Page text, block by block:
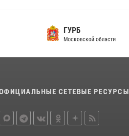
ГУРБ
Московской области
СЕТЕВЫЕ РЕСУРСЫ